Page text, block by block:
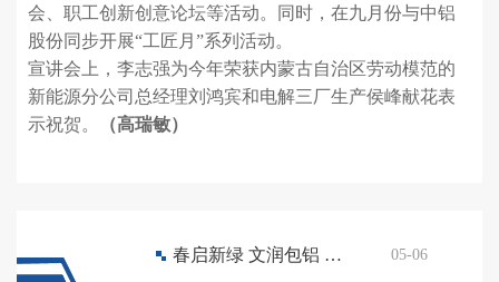
会、职工创新创意论坛等活动。同时，在九月份与中铝
股份同步开展“工匠月”系列活动。
宣讲会上，李志强为今年荣获内蒙古自治区劳动模范的
新能源分公司总经理刘鸿宾和电解三厂生产侯峰献花表
示祝贺。
（高瑞敏）
春启新绿 文润包铝 公司开展春季植绿行动 05-06